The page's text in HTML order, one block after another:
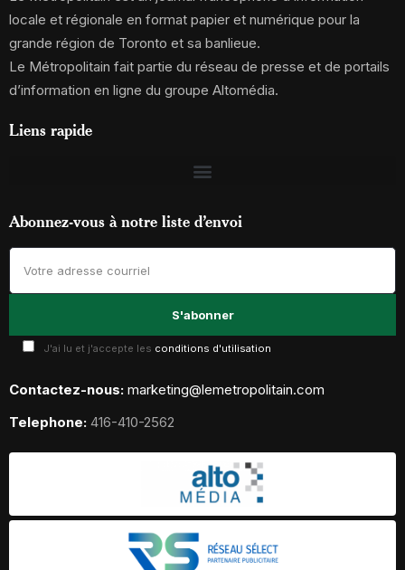
locale et régionale en format papier et numérique pour la
grande région de Toronto et sa banlieue.
Le Métropolitain fait partie du réseau de presse et de portails
d’information en ligne du groupe Altomédia.
Liens rapide
Abonnez-vous à notre liste d’envoi
J'ai lu et j'accepte les conditions d'utilisation
Contactez-nous: marketing@lemetropolitain.com
Telephone: 416-410-2562